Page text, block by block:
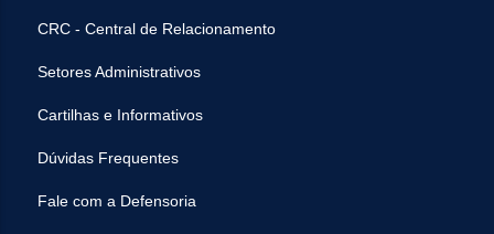
CRC - Central de Relacionamento
Setores Administrativos
Cartilhas e Informativos
Dúvidas Frequentes
Fale com a Defensoria